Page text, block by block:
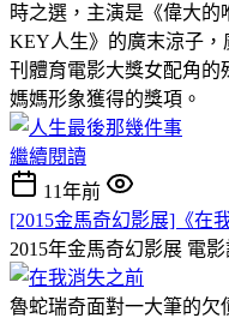
時之選，主演是《偉大
KEY人生》的廣末涼子，
刊體育電影大獎女配角的
媽媽形象獲得的獎項。
繼續閱讀
11年前
[2015金馬奇幻影展]《在
2015年金馬奇幻影展 電
魯蛇瑞奇面對一大筆的欠